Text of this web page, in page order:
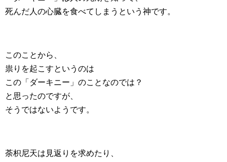
死んだ人の心臓を食べてしまうという神です。
このことから、
祟りを起こすというのは
この「ダーキニー」のことなのでは？
と思ったのですが、
そうではないようです。
荼枳尼天は見返りを求めたり、